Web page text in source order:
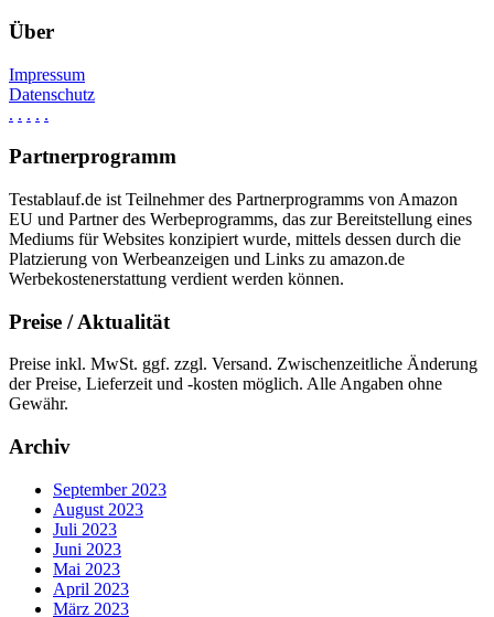
Über
Impressum
Datenschutz
. . . . .
Partnerprogramm
Testablauf.de ist Teilnehmer des Partnerprogramms von Amazon
EU und Partner des Werbeprogramms, das zur Bereitstellung eines
Mediums für Websites konzipiert wurde, mittels dessen durch die
Platzierung von Werbeanzeigen und Links zu amazon.de
Werbekostenerstattung verdient werden können.
Preise / Aktualität
Preise inkl. MwSt. ggf. zzgl. Versand. Zwischenzeitliche Änderung
der Preise, Lieferzeit und -kosten möglich. Alle Angaben ohne
Gewähr.
Archiv
September 2023
August 2023
Juli 2023
Juni 2023
Mai 2023
April 2023
März 2023